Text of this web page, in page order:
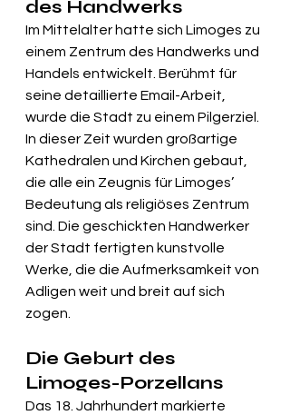
des Handwerks
Im Mittelalter hatte sich Limoges zu
einem Zentrum des Handwerks und
Handels entwickelt. Berühmt für
seine detaillierte Email-Arbeit,
wurde die Stadt zu einem Pilgerziel.
In dieser Zeit wurden großartige
Kathedralen und Kirchen gebaut,
die alle ein Zeugnis für Limoges’
Bedeutung als religiöses Zentrum
sind. Die geschickten Handwerker
der Stadt fertigten kunstvolle
Werke, die die Aufmerksamkeit von
Adligen weit und breit auf sich
zogen.
Die Geburt des
Limoges-Porzellans
Das 18. Jahrhundert markierte